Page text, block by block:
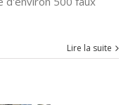
Lire la suite